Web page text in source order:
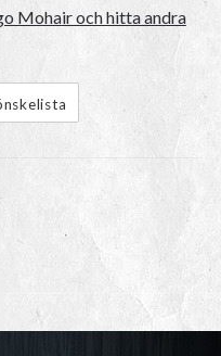
Mohair och hitta andra